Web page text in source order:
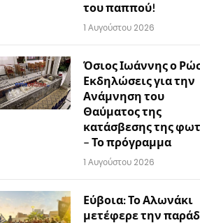
του παππού!
1 Αυγούστου 2026
Όσιος Ιωάννης ο
Εκδηλώσεις για την
Ανάμνηση του
Θαύματος της
κατάσβεσης της
– Το πρόγραμμα
1 Αυγούστου 2026
Εύβοια: Το Αλωνάκι
μετέφερε την